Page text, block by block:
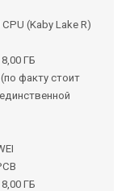
(Kaby Lake R)
ГБ
(по факту стоит
ГБ